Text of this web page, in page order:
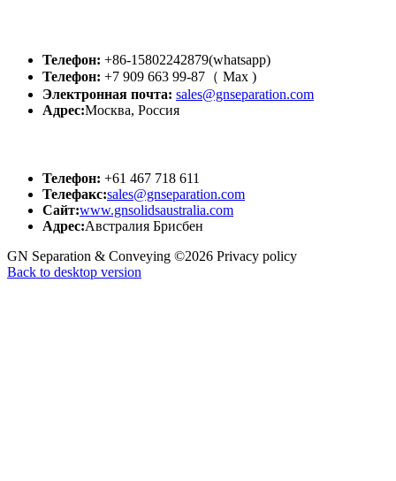
Телефон: +86-15802242879(whatsapp)
Телефон: +7 909 663 99-87（ Мах )
Электронная почта: sales@gnseparation.com
Адрес:Москва, Россия
Телефон: +61 467 718 611
Телефакс:sales@gnseparation.com
Сайт:www.gnsolidsaustralia.com
Адрес:Австралия Брисбен
GN Separation & Conveying ©2026 Privacy policy
Back to desktop version